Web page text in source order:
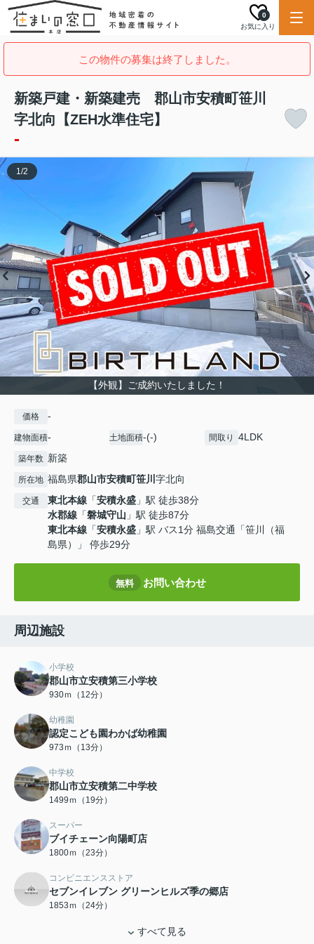
お気に入り
0
この物件の募集は終了しました。
新築戸建・新築建売 郡山市安積町笹川
字北向【ZEH水準住宅】
-
【外観】ご成約いたしました！
1/2
価格 -
建物面積- 土地面積-(-) 間取り 4LDK
築年数 新築
所在地 福島県郡山市安積町笹川 字北向
交通 東北本線 「安積永盛 」駅 徒歩38分
水郡線 「磐城守山 」駅 徒歩87分
東北本線 「安積永盛 」駅 バス1分 福島交通「笹川（福
島県）」 停歩29分
無料 お問い合わせ
周辺施設
小学校
郡山市立安積第三小学校
930ｍ（12分）
幼稚園
認定こども園わかば幼稚園
973ｍ（13分）
中学校
郡山市立安積第二中学校
1499ｍ（19分）
スーパー
ブイチェーン向陽町店
1800ｍ（23分）
コンビニエンスストア
セブンイレブン グリーンヒルズ季の郷店
1853ｍ（24分）
すべて見る